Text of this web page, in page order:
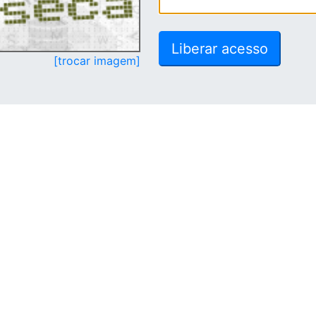
[trocar imagem]